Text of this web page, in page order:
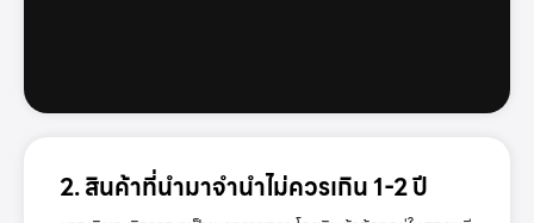
2. สินค้าที่นำมาจำนำไม่ควรเกิน 1-2 ปี